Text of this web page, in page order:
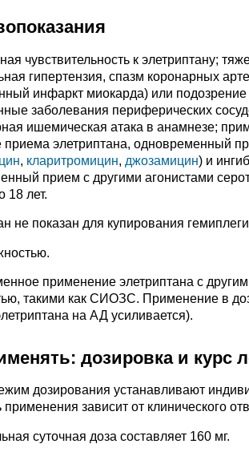
чувствительность к элетриптану;
гипертензия, спазм коронарных
инфаркт миокарда) или
заболевания периферических
ишемическая атака в анамнезе;
приема элетриптана, одновременный
, кларитромицин, джозамицин) и
прием с другими агонистами
18 лет.
не показан для купирования
применение элетриптана с
такими как СИОЗС. Применение в
на АД усиливается).
дозировка и курс
дозирования устанавливают
применения зависит от клинического
суточная доза составляет 160 мг.